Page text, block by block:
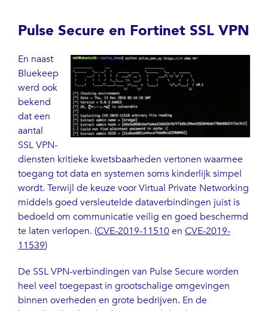
Pulse Secure en Fortinet SSL VPN
En naast
Bluekeep
werd ook
bekend
dat een
aantal
SSL VPN-
diensten kritieke kwetsbaarheden vertonen waarmee
toegang tot data en systemen soms kinderlijk simpel
wordt. Terwijl de keuze voor Virtual Private Networking
middels goed versleutelde dataverbindingen juist is
bedoeld om communicatie veilig en goed beschermd
te laten verlopen. (CVE-2019-11510en CVE-2019-
11539)
De SSL VPN-verbindingen van Pulse Secure worden
heel veel toegepast in grootschalige omgevingen
binnen overheden en grote bedrijven. En de